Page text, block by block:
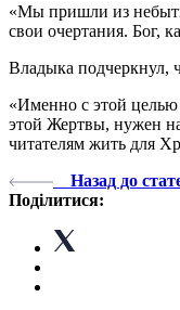
«Мы пришли из
свои очертания. Бог,
Владыка подчеркнул,
«Именно с этой
этой Жертвы, нужен
читателям жить для
Назад до
Поділитися: